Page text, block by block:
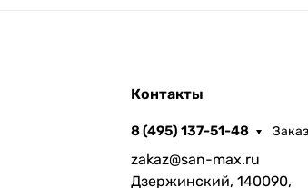
Контакты
8 (495) 137-51-48
zakaz@san-max.ru
Дзержинский, 140090,